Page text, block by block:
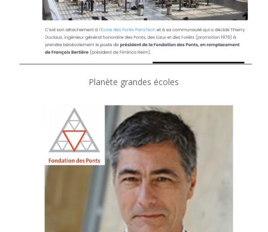
Planète grandes écoles